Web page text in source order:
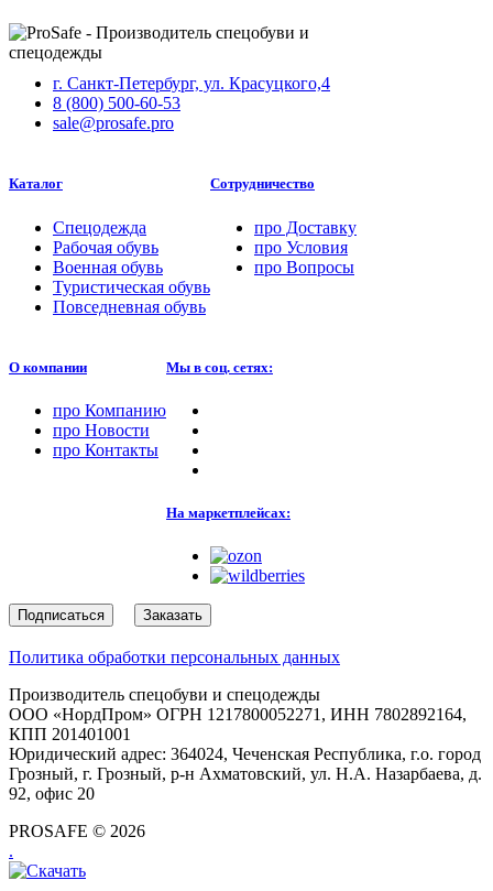
г. Санкт-Петербург, ул. Красуцкого,4
8 (800) 500-60-53
sale@prosafe.pro
Каталог
Спецодежда
Рабочая обувь
Военная обувь
Туристическая обувь
Повседневная обувь
Сотрудничество
про Доставку
про Условия
про Вопросы
О компании
про Компанию
про Новости
про Контакты
Мы в соц. сетях:
На маркетплейсах:
Подписаться Заказать
Политика обработки персональных данных
Производитель спецобуви и спецодежды
ООО «НордПром» ОГРН 1217800052271, ИНН 7802892164,
КПП 201401001
Юридический адрес: 364024, Чеченская Республика, г.о. город
Грозный, г. Грозный, р-н Ахматовский, ул. Н.А. Назарбаева, д.
92, офис 20
PROSAFE © 2026
.